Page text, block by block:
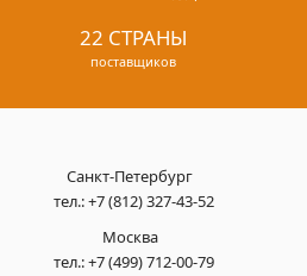
22 СТРАНЫ
поставщиков
Санкт-Петербург
тел.:+7 (812) 327-43-52
Москва
тел.:+7 (499) 712-00-79